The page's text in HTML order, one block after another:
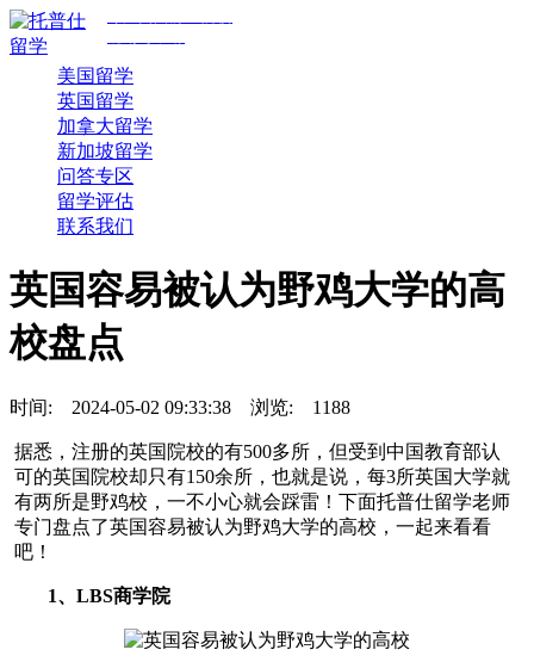
美国留学
英国留学
加拿大留学
新加坡留学
问答专区
留学评估
联系我们
英国容易被认为野鸡大学的高
校盘点
时间: 2024-05-02 09:33:38 浏览: 1188
据悉，注册的英国院校的有500多所，但受到中国教育部认
可的英国院校却只有150余所，也就是说，每3所英国大学就
有两所是野鸡校，一不小心就会踩雷！下面托普仕留学老师
专门盘点了英国容易被认为野鸡大学的高校，一起来看看
吧！
1、LBS商学院